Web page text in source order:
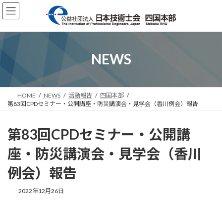
コ
ン
ン
ナ
ビ
ー
NEWS
HOME NEWS 活動報告
四国本部
第83回CPDセミナー・公開講座・防災講演会・見学会（香川例会）報告
第83回CPDセミナー・公開講
座・防災講演会・見学会（香川
例会）報告
2022年12月26日